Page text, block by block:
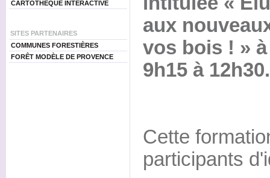
CARTOTHÈQUE INTERACTIVE
SITES PARTENAIRES
COMMUNES FORESTIÈRES
FORÊT MODÈLE DE PROVENCE
aux
vos bois ! »
9h15 à 12h30.
Cette
participants